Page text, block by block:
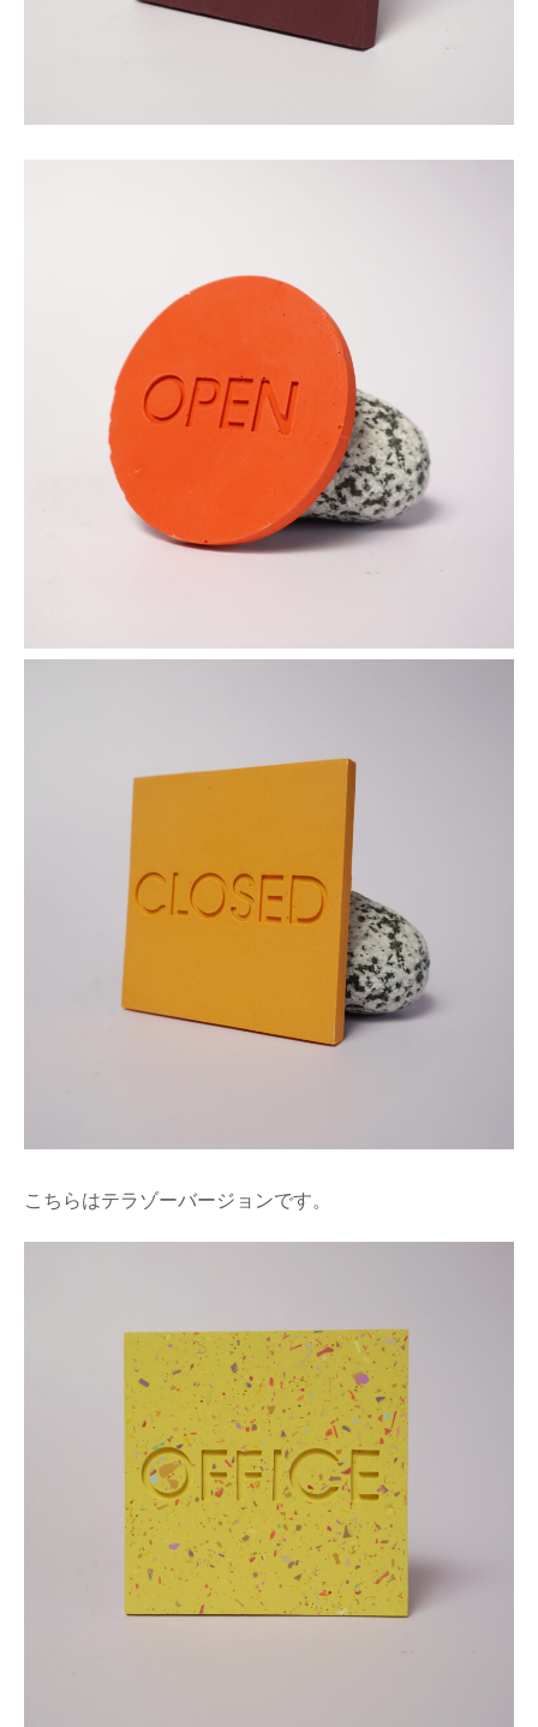
こちらはテラゾーバージョンです。